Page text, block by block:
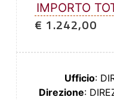
IMPORTO
€ 1.242,00
Ufficio:
Direzione: